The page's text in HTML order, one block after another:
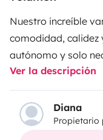
Nuestro increíble
comodidad, calidez
autónomo y solo
e inodoro cada 3
puede cargar
un secador de
abre de ambos
Ver la descripción
Diana
Propietario